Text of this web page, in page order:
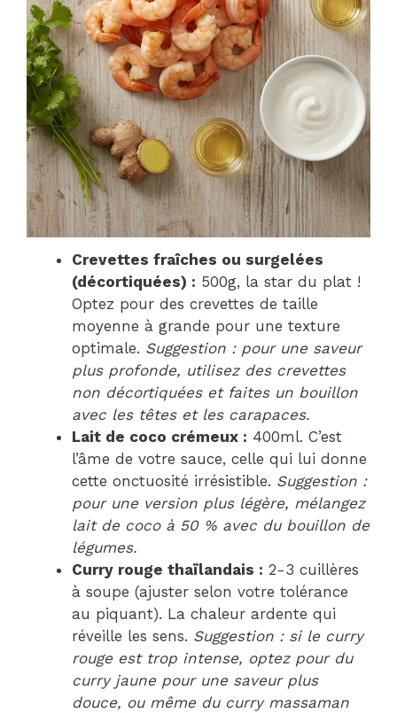
Crevettes fraîches ou surgelées
(décortiquées) : 500g, la star du plat !
Optez pour des crevettes de taille
moyenne à grande pour une texture
optimale. Suggestion : pour une saveur
plus profonde, utilisez des crevettes
non décortiquées et faites un bouillon
avec les têtes et les carapaces.
Lait de coco crémeux : 400ml. C’est
l’âme de votre sauce, celle qui lui donne
cette onctuosité irrésistible. Suggestion :
pour une version plus légère, mélangez
lait de coco à 50 % avec du bouillon de
légumes.
Curry rouge thaïlandais : 2-3 cuillères
à soupe (ajuster selon votre tolérance
au piquant). La chaleur ardente qui
réveille les sens. Suggestion : si le curry
rouge est trop intense, optez pour du
curry jaune pour une saveur plus
douce, ou même du curry massaman